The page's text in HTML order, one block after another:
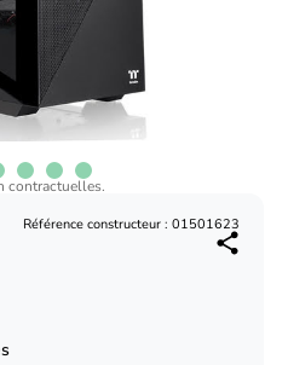
contractuelles.
Référence constructeur : 01501623